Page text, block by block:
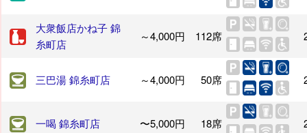
大衆飯店かね子 錦
糸町店
～4,000円 112席
三巴湯 錦糸町店 ～4,000円 50席
一喝 錦糸町店 〜5,000円 18席